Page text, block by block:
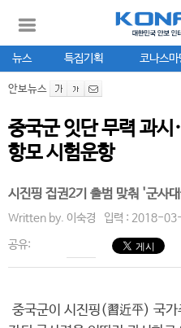
뉴스 특집기획 코나스마
안보뉴스
중국군 잇단 무력 과
항모 시험운항
시진핑 집권2기 출범 맞춰 '군사
Written by. 이숙경 입력 : 2018-
공유:
중국군이 시진핑(習近平) 국